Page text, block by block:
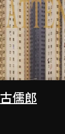
古儒郎